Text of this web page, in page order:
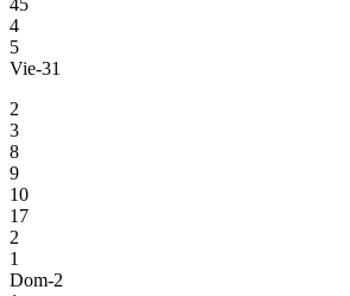
4
5
Vie-31
2
3
8
9
10
17
2
1
Dom-2